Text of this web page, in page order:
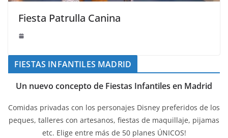
Fiesta Patrulla Canina
FIESTAS INFANTILES MADRID
Un nuevo concepto de Fiestas Infantiles en Madrid
Comidas privadas con los personajes Disney preferidos de los
peques, talleres con artesanos, fiestas de maquillaje, pijamas
etc. Elige entre más de 50 planes ÚNICOS!